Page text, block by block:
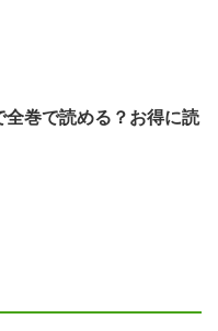
全巻で読める？お得に読